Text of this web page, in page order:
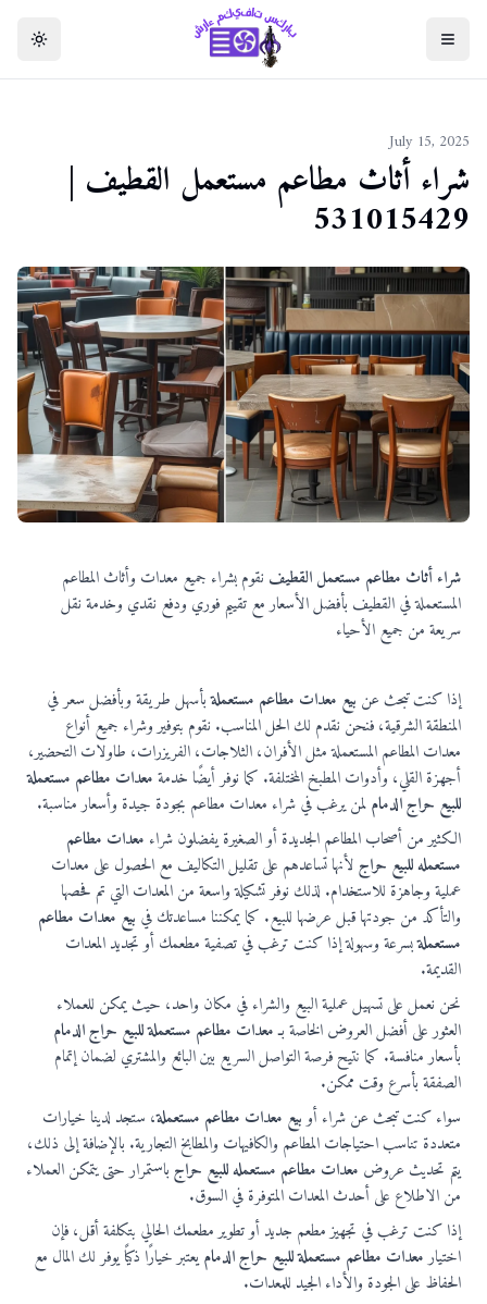
فتح القائمة تبديل
July 15, 2025
شراء أثاث مطاعم مستعمل القطيف |
531015429
شراء أثاث مطاعم مستعمل القطيف نقوم بشراء جميع معدات وأثاث المطاعم
المستعملة في القطيف بأفضل الأسعار مع تقييم فوري ودفع نقدي وخدمة نقل
سريعة من جميع الأحياء
إذا كنت تبحث عن بيع معدات مطاعم مستعملةبأسهل طريقة وبأفضل سعر في
المنطقة الشرقية، فنحن نقدم لك الحل المناسب. نقوم بتوفير وشراء جميع أنواع
معدات المطاعم المستعملة مثل الأفران، الثلاجات، الفريزرات، طاولات التحضير،
أجهزة القلي، وأدوات المطبخ المختلفة. كما نوفر أيضًا خدمةمعدات مطاعم مستعملة
للبيع حراج الدماملمن يرغب في شراء معدات مطاعم بجودة جيدة وأسعار مناسبة.
الكثير من أصحاب المطاعم الجديدة أو الصغيرة يفضلون شراء معدات مطاعم
مستعمله للبيع حراجلأنها تساعدهم على تقليل التكاليف مع الحصول على معدات
عملية وجاهزة للاستخدام. لذلك نوفر تشكيلة واسعة من المعدات التي تم فحصها
والتأكد من جودتها قبل عرضها للبيع. كما يمكننا مساعدتك في بيع معدات مطاعم
مستعملةبسرعة وسهولة إذا كنت ترغب في تصفية مطعمك أو تجديد المعدات
القديمة.
نحن نعمل على تسهيل عملية البيع والشراء في مكان واحد، حيث يمكن للعملاء
العثور على أفضل العروض الخاصة بـمعدات مطاعم مستعملة للبيع حراج الدمام
بأسعار منافسة. كما نتيح فرصة التواصل السريع بين البائع والمشتري لضمان إتمام
الصفقة بأسرع وقت ممكن.
سواء كنت تبحث عن شراء أوبيع معدات مطاعم مستعملة، ستجد لدينا خيارات
متعددة تناسب احتياجات المطاعم والكافيهات والمطابخ التجارية. بالإضافة إلى ذلك،
يتم تحديث عروض معدات مطاعم مستعمله للبيع حراجباستمرار حتى يتمكن العملاء
من الاطلاع على أحدث المعدات المتوفرة في السوق.
إذا كنت ترغب في تجهيز مطعم جديد أو تطوير مطعمك الحالي بتكلفة أقل، فإن
اختيارمعدات مطاعم مستعملة للبيع حراج الدماميعتبر خيارًا ذكيًا يوفر لك المال مع
الحفاظ على الجودة والأداء الجيد للمعدات.